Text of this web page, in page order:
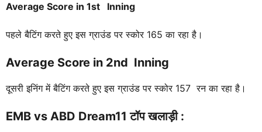
Average Score in 1st Inning
पहले बैटिंग करते हुए इस ग्राउंड पर स्कोर 165 का रहा है।
Average Score in 2nd Inning
दूसरी इनिंग में बैटिंग करते हुए इस ग्राउंड पर स्कोर 157 रन का रहा है।
EMB vs ABD Dream11 टॉप खलाड़ी :